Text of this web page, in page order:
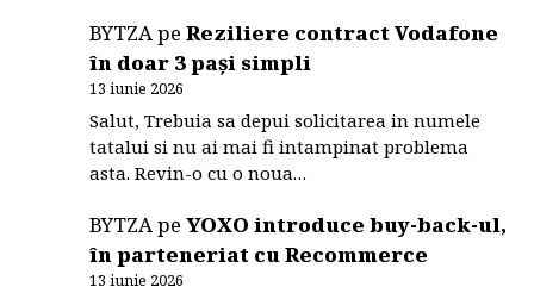
BYTZApeReziliere contract Vodafone
în doar 3 pași simpli
13 iunie 2026
Salut, Trebuia sa depui solicitarea in numele
tatalui si nu ai mai fi intampinat problema
asta. Revin-o cu o noua…
BYTZApeYOXO introduce buy-back-ul,
în parteneriat cu Recommerce
13 iunie 2026